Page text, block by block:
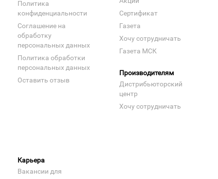
Политика
конфиденциальности
Соглашение на
обработку
персональных данных
Политика обработки
персональных данных
Оставить отзыв
Сертификат
Газета
Хочу сотрудничать
Газета МСК
Производителям
Дистрибьюторский
центр
Хочу сотрудничать
Карьера
Вакансии для